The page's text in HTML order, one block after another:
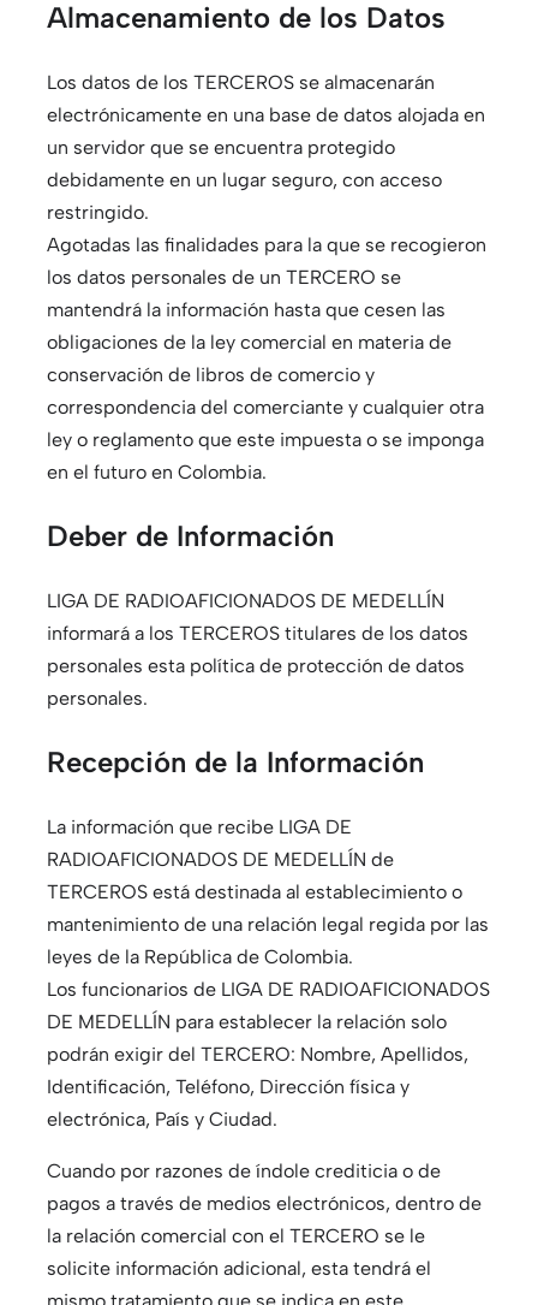
Almacenamiento de los Datos
Los datos de los TERCEROS se almacenarán
electrónicamente en una base de datos alojada en
un servidor que se encuentra protegido
debidamente en un lugar seguro, con acceso
restringido.
Agotadas las finalidades para la que se recogieron
los datos personales de un TERCERO se
mantendrá la información hasta que cesen las
obligaciones de la ley comercial en materia de
conservación de libros de comercio y
correspondencia del comerciante y cualquier otra
ley o reglamento que este impuesta o se imponga
en el futuro en Colombia.
Deber de Información
LIGA DE RADIOAFICIONADOS DE MEDELLÍN
informará a los TERCEROS titulares de los datos
personales esta política de protección de datos
personales.
Recepción de la Información
La información que recibe LIGA DE
RADIOAFICIONADOS DE MEDELLÍN de
TERCEROS está destinada al establecimiento o
mantenimiento de una relación legal regida por las
leyes de la República de Colombia.
Los funcionarios de LIGA DE RADIOAFICIONADOS
DE MEDELLÍN para establecer la relación solo
podrán exigir del TERCERO: Nombre, Apellidos,
Identificación, Teléfono, Dirección física y
electrónica, País y Ciudad.
Cuando por razones de índole crediticia o de
pagos a través de medios electrónicos, dentro de
la relación comercial con el TERCERO se le
solicite información adicional, esta tendrá el